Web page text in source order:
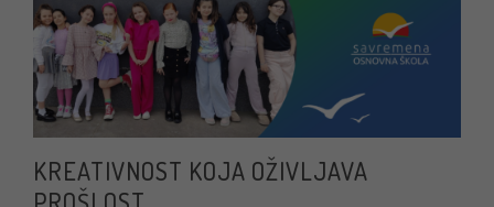
KREATIVNOST KOJA OŽIVLJAVA